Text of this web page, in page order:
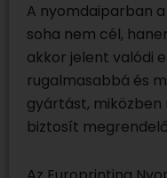
A nyomdaiparban
soha nem cél,
akkor jelent valódi
rugalmasabbá és
gyártást,
biztosít